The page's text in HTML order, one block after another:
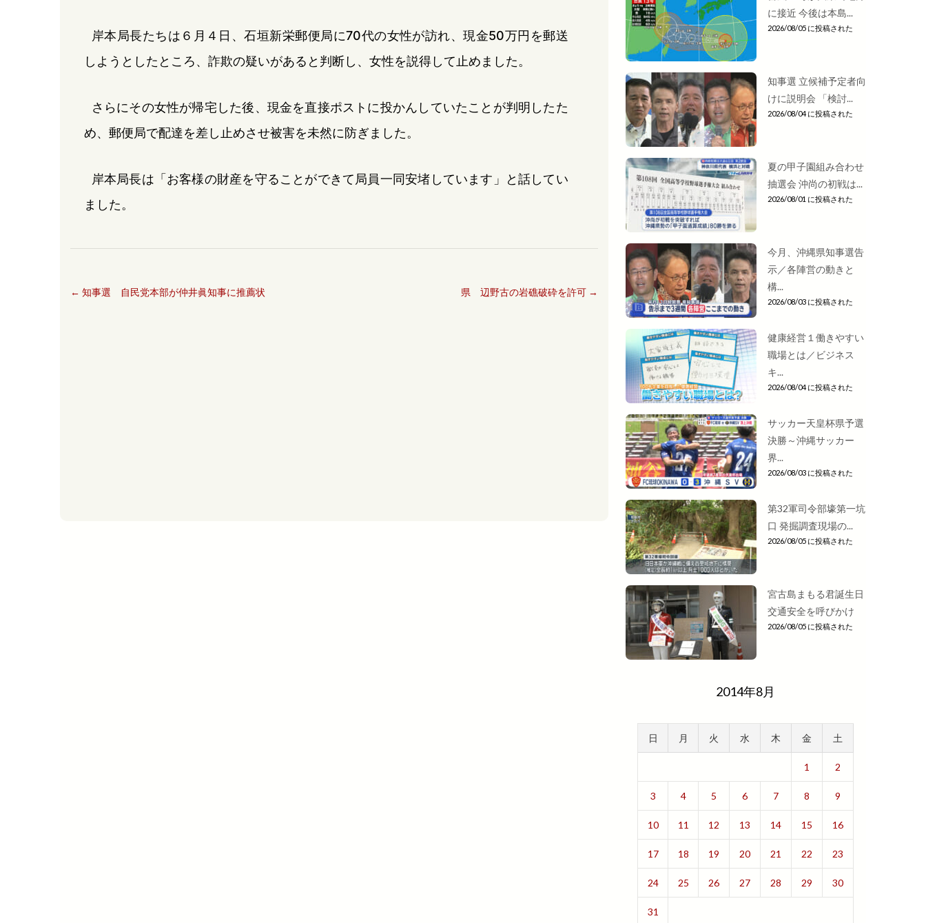
岸本局長たちは６月４日、石垣新栄郵便局に70代の女性が訪れ、現金50万円を郵送
しようとしたところ、詐欺の疑いがあると判断し、女性を説得して止めました。
さらにその女性が帰宅した後、現金を直接ポストに投かんしていたことが判明したた
め、郵便局で配達を差し止めさせ被害を未然に防ぎました。
岸本局長は「お客様の財産を守ることができて局員一同安堵しています」と話してい
ました。
← 知事選 自民党本部が仲井眞知事に推薦状 県 辺野古の岩礁破砕を許可 →
に接近 今後は本島...
2026/08/05 に投稿された
知事選 立候補予定者向
けに説明会 「検討...
2026/08/04 に投稿された
夏の甲子園組み合わせ
抽選会 沖尚の初戦は...
2026/08/01 に投稿された
今月、沖縄県知事選告
示／各陣営の動きと
構...
2026/08/03 に投稿された
健康経営１働きやすい
職場とは／ビジネス
キ...
2026/08/04 に投稿された
サッカー天皇杯県予選
決勝～沖縄サッカー
界...
2026/08/03 に投稿された
第32軍司令部壕第一坑
口 発掘調査現場の...
2026/08/05 に投稿された
宮古島まもる君誕生日
交通安全を呼びかけ
2026/08/05 に投稿された
2014年8月
日 月 火 水 木 金 土
1 2
3 4 5 6 7 8 9
10 11 12 13 14 15 16
17 18 19 20 21 22 23
24 25 26 27 28 29 30
31